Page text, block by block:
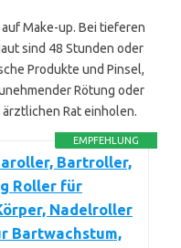
Make-up. Bei tieferen
sind 48 Stunden oder
Produkte und Pinsel,
Rötung oder
Rat einholen.
EMPFEHLUNG
Bartroller,
Roller für
Nadelroller
Bartwachstum,